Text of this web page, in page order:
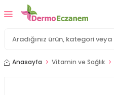
Anasayfa Vitamin ve Sağlık